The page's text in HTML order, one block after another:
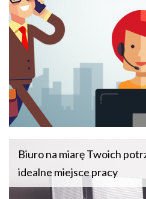
Biuro na miarę Twoich
idealne miejsce pracy